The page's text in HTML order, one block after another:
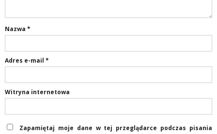
Nazwa *
Adres e-mail *
Witryna internetowa
Zapamiętaj moje dane w tej przeglądarce podczas pisania